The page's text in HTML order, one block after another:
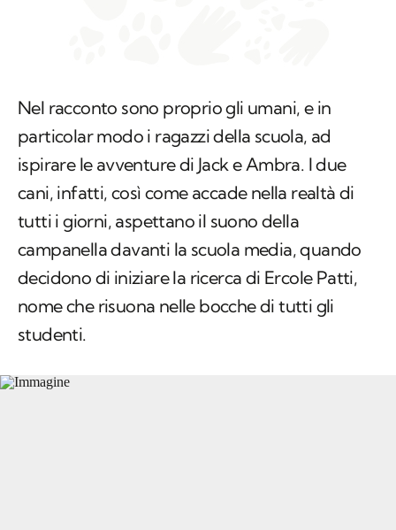
Nel racconto sono proprio gli umani, e in
particolar modo i ragazzi della scuola, ad
ispirare le avventure di Jack e Ambra. I due
cani, infatti, così come accade nella realtà di
tutti i giorni, aspettano il suono della
campanella davanti la scuola media, quando
decidono di iniziare la ricerca di Ercole Patti,
nome che risuona nelle bocche di tutti gli
studenti.